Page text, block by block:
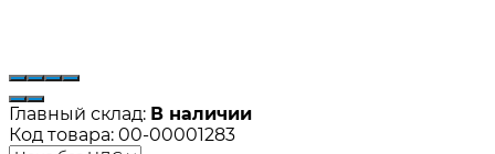
Главный склад: В наличии
Код товара: 00-00001283